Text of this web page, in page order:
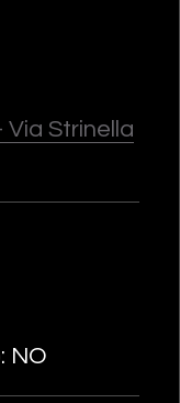
Via Strinella
NO